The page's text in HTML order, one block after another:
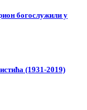
богослужили у
(1931-2019)